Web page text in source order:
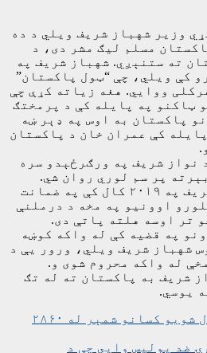
وزیر شهباز شریف ویلي د ده
مسلم لیګ مشر دی، د
مه پاکستان ته ستنېږي.‌ شهباز شریف په
کې ویلي، چې “ټول پاکستان”
ووايي.‌ هغه زیاته کړې چې
لانجمنو ټاکنو په پایله کې د پرمختګ
پاکستان به اوس په ډېر ښه
کې عمران خان د پاکستان
نواز شریف په ورګرځېدو سره
پر سم لوري روان شي.
د یادونې ده چې نواز شریف په ۲۰۱۹ کال کې په ضمانت
اوونیو په مخه د درملنې
تر اوسه هلته پاتې دی.‌
په قضیه کې له واکه کوښه
شهباز شریف ويلي، ورور یې د
له واکه محروم شوی و.
شریف به پاکستان ته له تګ
یوسي.
د مراکش زلزله کې د وژل شويو کسانو شمېر له ۲۸۶۰
ضد پولیس وایي چې د